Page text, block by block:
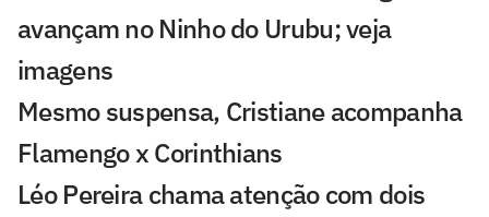
avançam no Ninho do Urubu; veja
imagens
Mesmo suspensa, Cristiane acompanha
Flamengo x Corinthians
Léo Pereira chama atenção com dois